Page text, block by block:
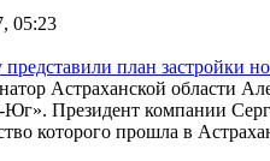
05:23
Астраханской области
Президент компании
которого прошла в